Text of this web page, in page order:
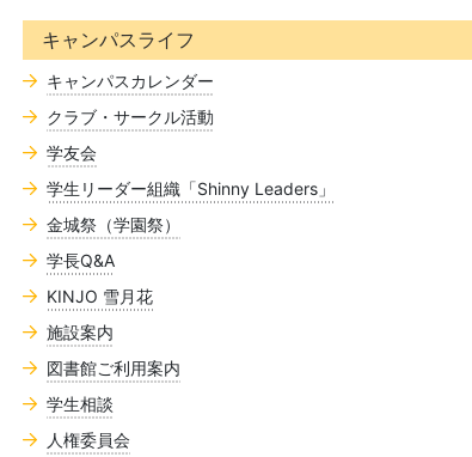
キャンパスライフ
キャンパスカレンダー
クラブ・サークル活動
学友会
学生リーダー組織「Shinny Leaders」
金城祭（学園祭）
学長Q&A
KINJO 雪月花
施設案内
図書館ご利用案内
学生相談
人権委員会